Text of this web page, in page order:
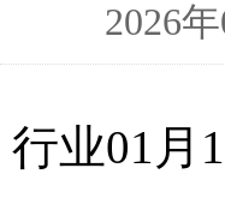
2026
行业01月